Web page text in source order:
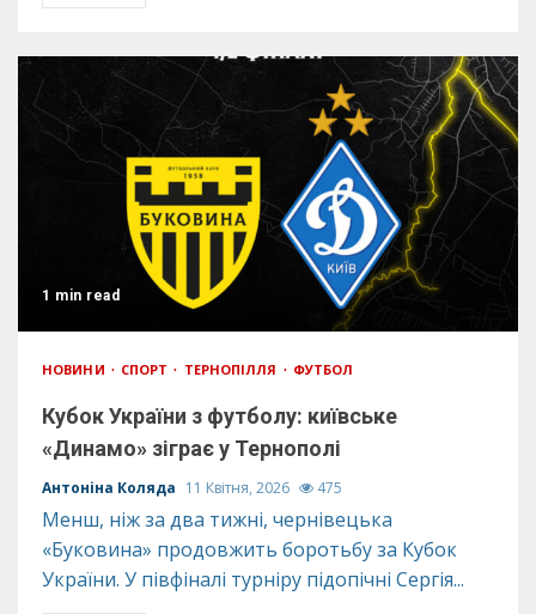
1 min read
НОВИНИ СПОРТ ТЕРНОПІЛЛЯ ФУТБОЛ
Кубок України з футболу: київське
«Динамо» зіграє у Тернополі
Антоніна Коляда 11 Квітня, 2026 475
Менш, ніж за два тижні, чернівецька
«Буковина» продовжить боротьбу за Кубок
України. У півфіналі турніру підопічні Сергія...